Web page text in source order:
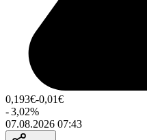
0,193€-0,01€
-3,02%
07.08.2026 07:43